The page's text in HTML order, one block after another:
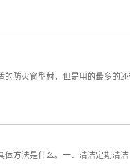
防火窗型材，但是用的最多的还
方法是什么。一．清洁定期清